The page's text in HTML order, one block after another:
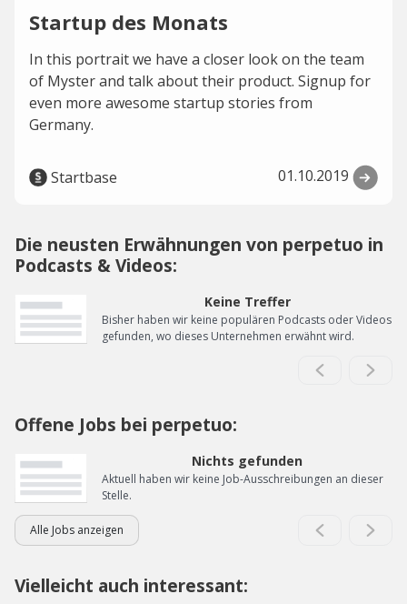
Startup des Monats
In this portrait we have a closer look on the team
of Myster and talk about their product. Signup for
even more awesome startup stories from
Germany.
Startbase 01.10.2019
Die neusten Erwähnungen von perpetuo in
Podcasts & Videos:
Keine Treffer
Bisher haben wir keine populären Podcasts oder Videos
gefunden, wo dieses Unternehmen erwähnt wird.
Offene Jobs bei perpetuo:
Nichts gefunden
Aktuell haben wir keine Job-Ausschreibungen an dieser
Stelle.
Alle Jobs anzeigen
Vielleicht auch interessant: